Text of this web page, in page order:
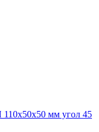
мм угол 45